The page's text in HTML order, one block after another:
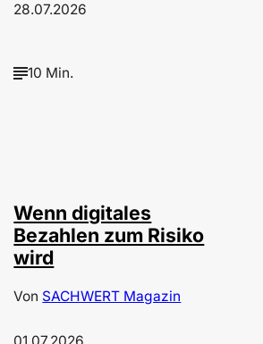
28.07.2026
10 Min.
Wenn digitales
Bezahlen zum Risiko
wird
Von SACHWERT Magazin